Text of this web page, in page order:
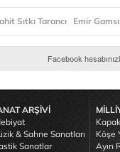
Sıtkı Tarancı Emir
ARŞİVİ
& Sahne Sanatları
Sanatlar
Köşe
Ayın